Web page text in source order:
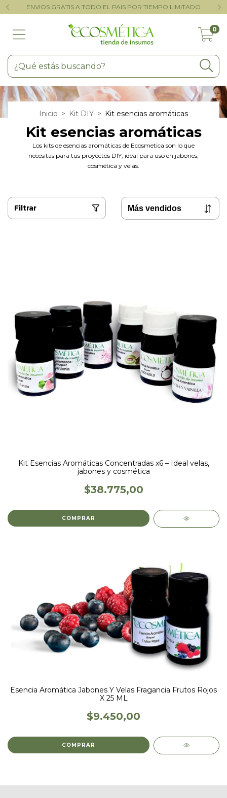
ENVIOS GRATIS A TODO EL PAIS POR TIEMPO LIMITADO
0
Inicio > Kit DIY > Kit esencias aromáticas
Kit esencias aromáticas
Los kits de esencias aromáticas de Ecosmetica son lo que
necesitas para tus proyectos DIY, ideal para uso en jabones,
cosmética y velas.
Filtrar
Kit Esencias Aromáticas Concentradas x6 – Ideal velas,
jabones y cosmética
$38.775,00
Esencia Aromática Jabones Y Velas Fragancia Frutos Rojos
X 25 ML
$9.450,00